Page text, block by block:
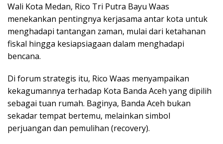
Wali Kota Medan, Rico Tri Putra Bayu Waas
menekankan pentingnya kerjasama antar kota untuk
menghadapi tantangan zaman, mulai dari ketahanan
fiskal hingga kesiapsiagaan dalam menghadapi
bencana.
Di forum strategis itu, Rico Waas menyampaikan
kekagumannya terhadap Kota Banda Aceh yang dipilih
sebagai tuan rumah. Baginya, Banda Aceh bukan
sekadar tempat bertemu, melainkan simbol
perjuangan dan pemulihan (recovery).